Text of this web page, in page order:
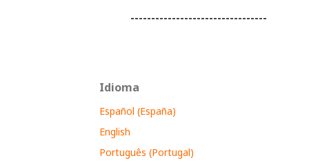
---------------------------------
Idioma
Español (España)
English
Português (Portugal)